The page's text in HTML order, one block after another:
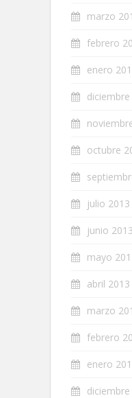
marzo
febrero
enero
octubre
julio 2013
junio 2013
mayo
abril 2013
marzo
febrero
enero